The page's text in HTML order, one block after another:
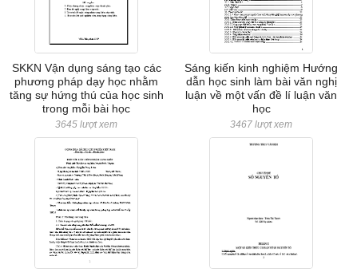
SKKN Vận dụng sáng tạo các
phương pháp dạy học nhằm
tăng sự hứng thú của học sinh
trong mỗi bài học
3645 lượt xem
Sáng kiến kinh nghiệm Hướng
dẫn học sinh làm bài văn nghị
luận về một vấn đề lí luận văn
học
3467 lượt xem